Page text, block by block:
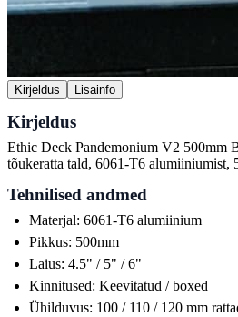
Kirjeldus Lisainfo
Kirjeldus
Ethic Deck Pandemonium V2 500mm
tõukeratta tald, 6061-T6 alumiiniumist,
Tehnilised andmed
Materjal: 6061-T6 alumiinium
Pikkus: 500mm
Laius: 4.5" / 5" / 6"
Kinnitused: Keevitatud / boxed
Ühilduvus: 100 / 110 / 120 mm